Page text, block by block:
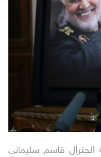
الجنرال قاسم سليماني